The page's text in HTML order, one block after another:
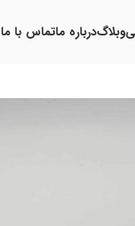
وبلاگدرباره ماتماس با ما